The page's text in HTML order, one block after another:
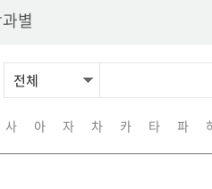
별
사 아 자 차 카 타 파